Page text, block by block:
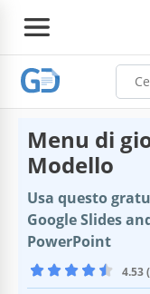
Menu di
Modello
Usa questo
Google Slides
PowerPoint
4.53